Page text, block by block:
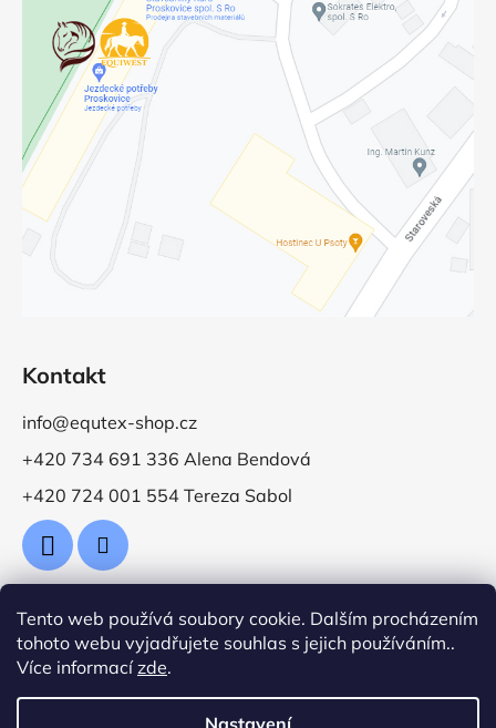
Tento web používá soubory cookie. Dalším procházením
tohoto webu vyjadřujete souhlas s jejich používáním..
Více informacízde.
Nastavení
Kontakt
info@equtex-shop.cz
+420 734 691 336 Alena Bendová
+420 724 001 554 Tereza Sabol
Přijímáme online platby